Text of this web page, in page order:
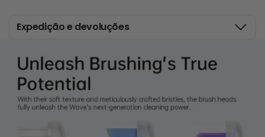
Expedição e devoluções